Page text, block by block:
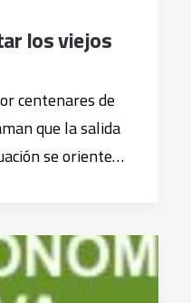
los viejos
centenares de
que la salida
se oriente…